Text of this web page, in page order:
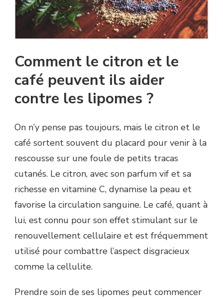
Comment le citron et le
café peuvent ils aider
contre les lipomes ?
On n’y pense pas toujours, mais le citron et le
café sortent souvent du placard pour venir à la
rescousse sur une foule de petits tracas
cutanés. Le citron, avec son parfum vif et sa
richesse en vitamine C, dynamise la peau et
favorise la circulation sanguine. Le café, quant à
lui, est connu pour son effet stimulant sur le
renouvellement cellulaire et est fréquemment
utilisé pour combattre l’aspect disgracieux
comme la cellulite.
Prendre soin de ses lipomes peut commencer